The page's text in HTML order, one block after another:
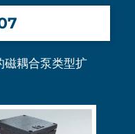
磁耦合泵类型扩